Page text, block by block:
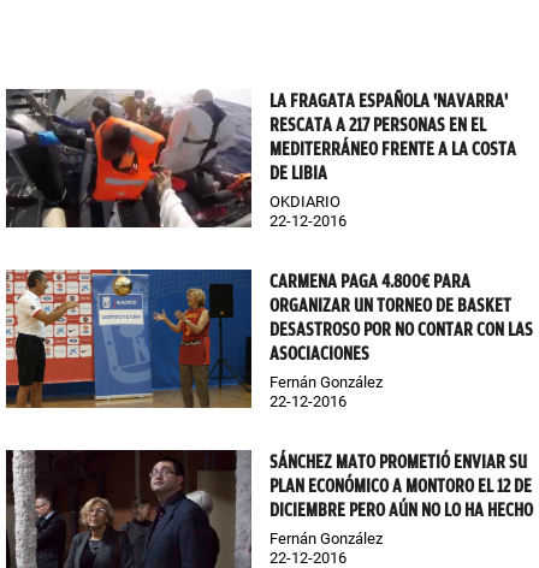
LA FRAGATA ESPAÑOLA 'NAVARRA'
RESCATA A 217 PERSONAS EN EL
MEDITERRÁNEO FRENTE A LA COSTA
DE LIBIA
OKDIARIO
22-12-2016
CARMENA PAGA 4.800€ PARA
ORGANIZAR UN TORNEO DE BASKET
DESASTROSO POR NO CONTAR CON LAS
ASOCIACIONES
Fernán González
22-12-2016
SÁNCHEZ MATO PROMETIÓ ENVIAR SU
PLAN ECONÓMICO A MONTORO EL 12 DE
DICIEMBRE PERO AÚN NO LO HA HECHO
Fernán González
22-12-2016